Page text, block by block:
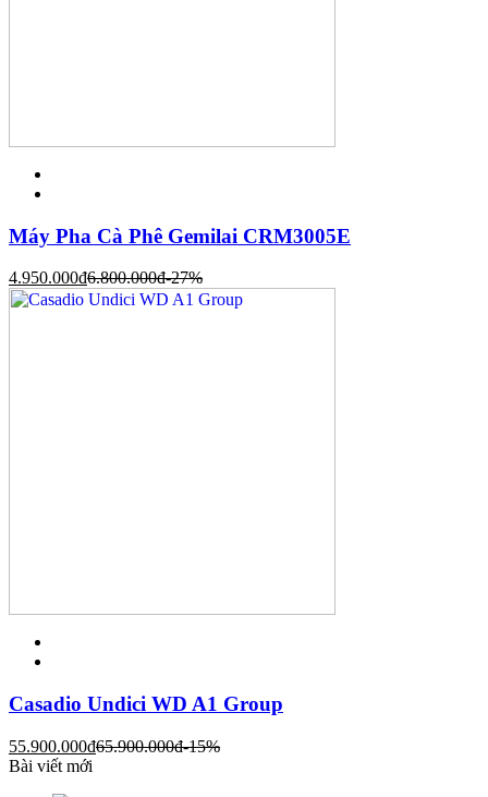
Máy Pha Cà Phê Gemilai CRM3005E
4.950.000đ6.800.000đ-27%
Casadio Undici WD A1 Group
55.900.000đ65.900.000đ-15%
Bài viết mới